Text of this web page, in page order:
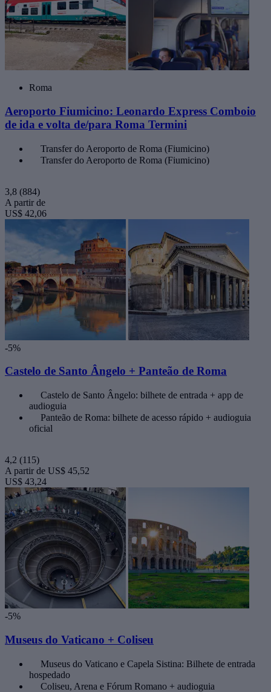
Roma
Aeroporto Fiumicino: Leonardo Express Comboio
de ida e volta de/para Roma Termini
Transfer do Aeroporto de Roma (Fiumicino)
Transfer do Aeroporto de Roma (Fiumicino)
3,8 (884)
A partir de
US$ 42,06
-5%
Castelo de Santo Ângelo + Panteão de Roma
Castelo de Santo Ângelo: bilhete de entrada + app de
audioguia
Panteão de Roma: bilhete de acesso rápido + audioguia
oficial
4,2 (115)
A partir de US$ 45,52
US$ 43,24
-5%
Museus do Vaticano + Coliseu
Museus do Vaticano e Capela Sistina: Bilhete de entrada
hospedado
Coliseu, Arena e Fórum Romano + audioguia